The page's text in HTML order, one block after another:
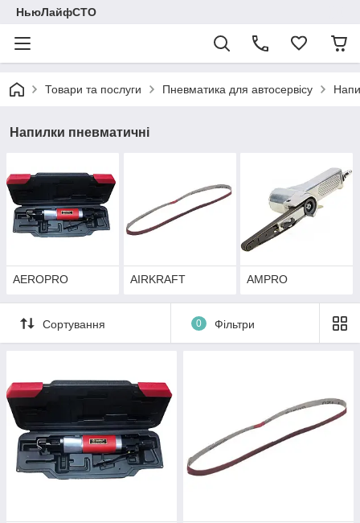
НьюЛайфСТО
Товари та послуги Пневматика для автосервісу
Напилки пневматичні
AEROPRO AIRKRAFT AMPRO
Сортування 0 Фільтри